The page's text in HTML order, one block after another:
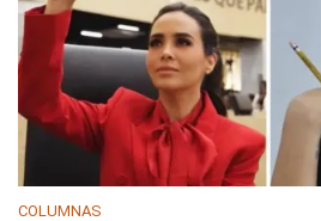
COLUMNAS